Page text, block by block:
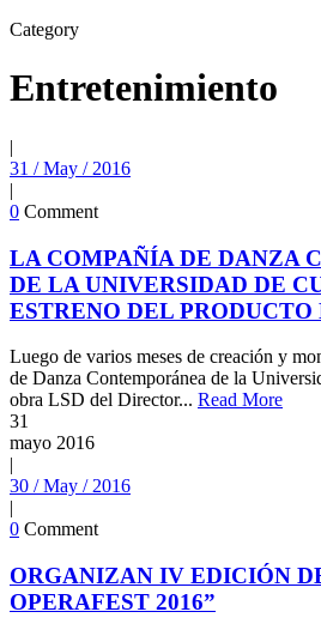
Category
Entretenimiento
|
31 / May / 2016
|
0 Comment
LA COMPAÑÍA DE DANZA
DE LA UNIVERSIDAD DE
ESTRENO DEL PRODUCTO
Luego de varios meses de creación y
de Danza Contemporánea de la
obra LSD del Director... Read More
31
mayo 2016
|
30 / May / 2016
|
0 Comment
ORGANIZAN IV EDICIÓN
OPERAFEST 2016”